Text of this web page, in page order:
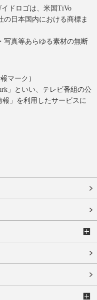
ドロゴは、米国TiVo
の日本国内における商標ま
写真等あらゆる素材の無断
マーク）
」といい、テレビ番組の公
報」を利用したサービスに